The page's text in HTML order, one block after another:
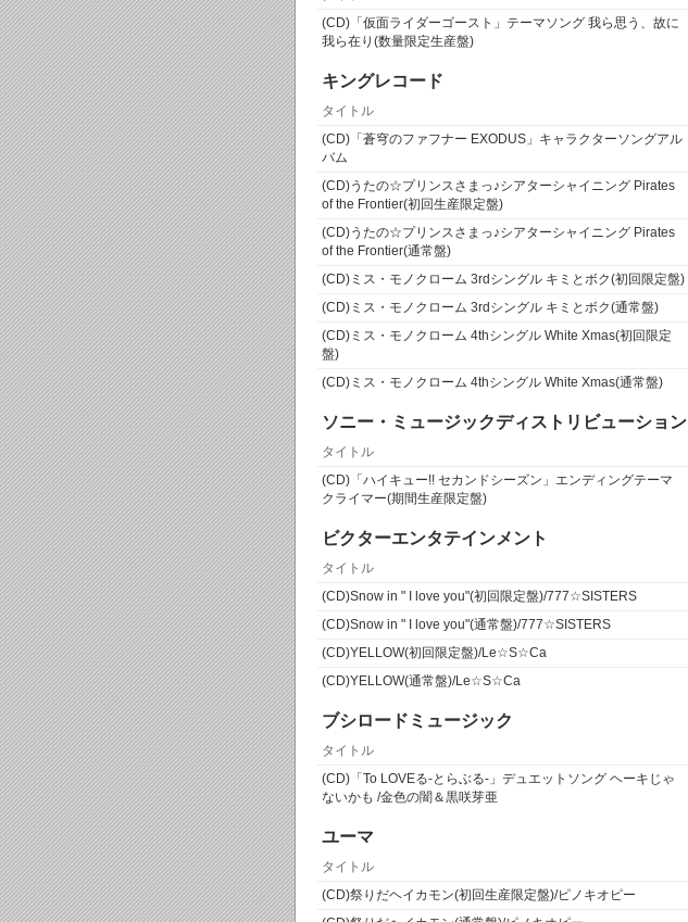
(CD)「仮面ライダーゴースト」テーマソング 我ら思う、故に
我ら在り(数量限定生産盤)
キングレコード
タイトル
(CD)「蒼穹のファフナー EXODUS」キャラクターソングアル
バム
(CD)うたの☆プリンスさまっ♪シアターシャイニング Pirates
of the Frontier(初回生産限定盤)
(CD)うたの☆プリンスさまっ♪シアターシャイニング Pirates
of the Frontier(通常盤)
(CD)ミス・モノクローム 3rdシングル キミとボク(初回限定盤)
(CD)ミス・モノクローム 3rdシングル キミとボク(通常盤)
(CD)ミス・モノクローム 4thシングル White Xmas(初回限定
盤)
(CD)ミス・モノクローム 4thシングル White Xmas(通常盤)
ソニー・ミュージックディストリビューション
タイトル
(CD)「ハイキュー!! セカンドシーズン」エンディングテーマ
クライマー(期間生産限定盤)
ビクターエンタテインメント
タイトル
(CD)Snow in " I love you"(初回限定盤)/777☆SISTERS
(CD)Snow in " I love you"(通常盤)/777☆SISTERS
(CD)YELLOW(初回限定盤)/Le☆S☆Ca
(CD)YELLOW(通常盤)/Le☆S☆Ca
ブシロードミュージック
タイトル
(CD)「To LOVEる-とらぶる-」デュエットソング ヘーキじゃ
ないかも /金色の闇＆黒咲芽亜
ユーマ
タイトル
(CD)祭りだヘイカモン(初回生産限定盤)/ピノキオピー